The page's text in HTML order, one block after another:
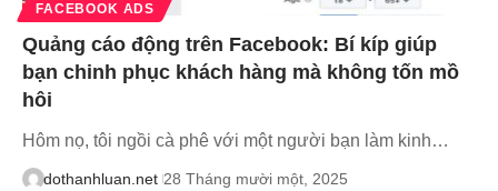
FACEBOOK ADS
Quảng cáo động trên Facebook: Bí kíp giúp
bạn chinh phục khách hàng mà không tốn mồ
hôi
Hôm nọ, tôi ngồi cà phê với một người bạn làm kinh…
dothanhluan.net 28 Tháng mười một, 2025